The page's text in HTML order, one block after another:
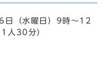
日（水曜日）9時～12
人30分）